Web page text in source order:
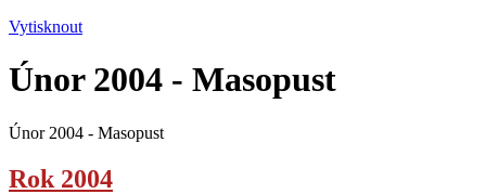
Vytisknout
Únor 2004 - Masopust
Únor 2004 - Masopust
Rok 2004